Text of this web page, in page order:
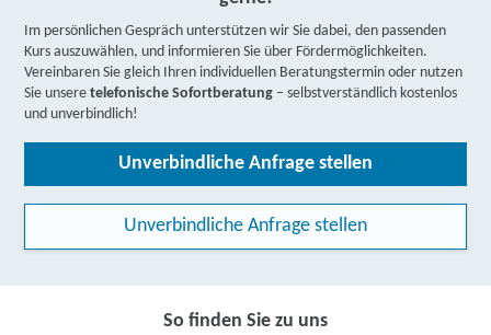
Im persönlichen Gespräch unterstützen wir Sie dabei, den passenden
Kurs auszuwählen, und informieren Sie über Fördermöglichkeiten.
Vereinbaren Sie gleich Ihren individuellen Beratungstermin oder nutzen
Sie unseretelefonische Sofortberatung – selbstverständlich kostenlos
und unverbindlich!
Unverbindliche Anfrage stellen
Unverbindliche Anfrage stellen
So finden Sie zu uns